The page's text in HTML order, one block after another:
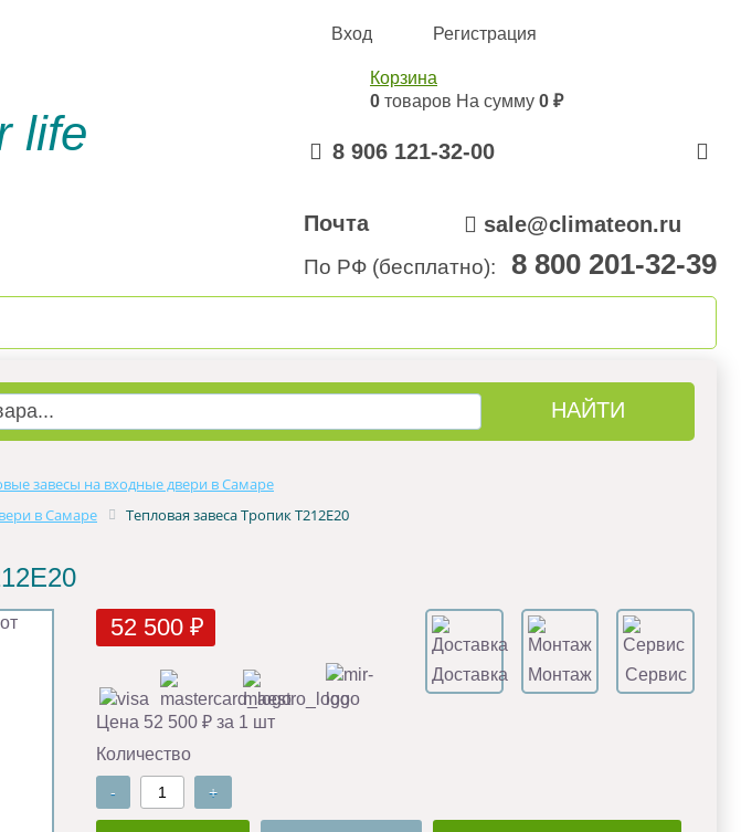
life
Вход Регистрация
Корзина
0 товаров На сумму 0 ₽
8 906 121-32-00
Почта sale@climateon.ru
По РФ (бесплатно): 8 800 201-32-39
завесы на входные двери в Самаре
в Самаре
Тепловая завеса Тропик Т212Е20
52 500 ₽
Доставка Монтаж Сервис
Цена 52 500 ₽ за 1 шт
Количество
- +